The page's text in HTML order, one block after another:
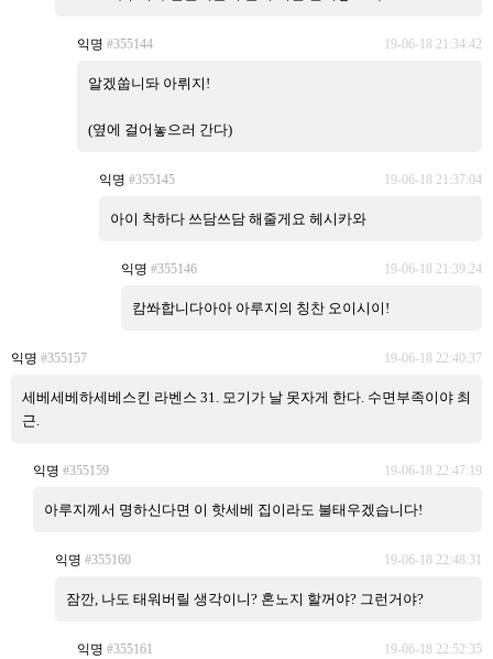
익명 #355144 19-06-18 21:34:42
알겠쑵니돠 아뤼지!
(옆에 걸어놓으러 간다)
익명 #355145 19-06-18 21:37:04
아이 착하다 쓰담쓰담 해줄게요 헤시카와
익명 #355146 19-06-18 21:39:24
캄쏴합니다아아 아루지의 칭찬 오이시이!
익명 #355157 19-06-18 22:40:37
세베세베하세베스킨 라벤스 31. 모기가 날 못자게 한다. 수면부족이야 최
근.
익명 #355159 19-06-18 22:47:19
아루지께서 명하신다면 이 핫세베 집이라도 불태우겠습니다!
익명 #355160 19-06-18 22:48:31
잠깐, 나도 태워버릴 생각이니? 혼노지 할꺼야? 그런거야?
익명 #355161 19-06-18 22:52:35